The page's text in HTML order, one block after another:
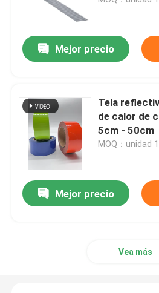
Hilado reflexivo del hilo
Película de la transferencia de
Etiqueta para prendas de vestir
Mejor precio
Tela
de calor de
5cm - 50cm
MOQ：unidad
Mejor precio
Vea más